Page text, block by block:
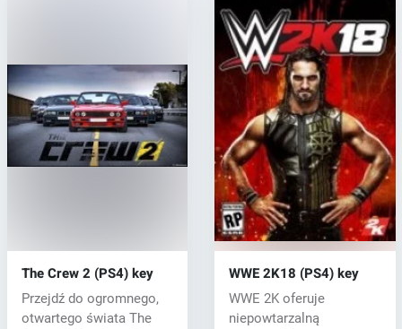
The Crew 2 (PS4) key
Przejdź do ogromnego,
otwartego świata The
WWE 2K18 (PS4) key
WWE 2K oferuje
niepowtarzalną